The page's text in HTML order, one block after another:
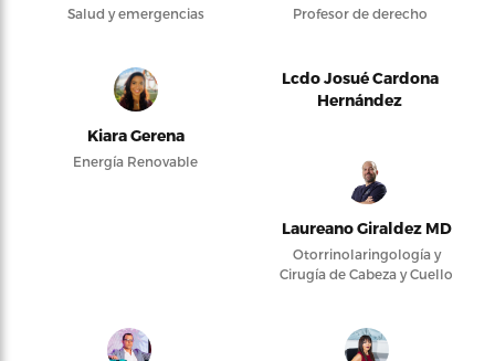
Salud y emergencias Profesor de derecho
Kiara Gerena
Energía Renovable
Lcdo Josué Cardona
Hernández
Laureano Giraldez MD
Otorrinolaringología y
Cirugía de Cabeza y Cuello